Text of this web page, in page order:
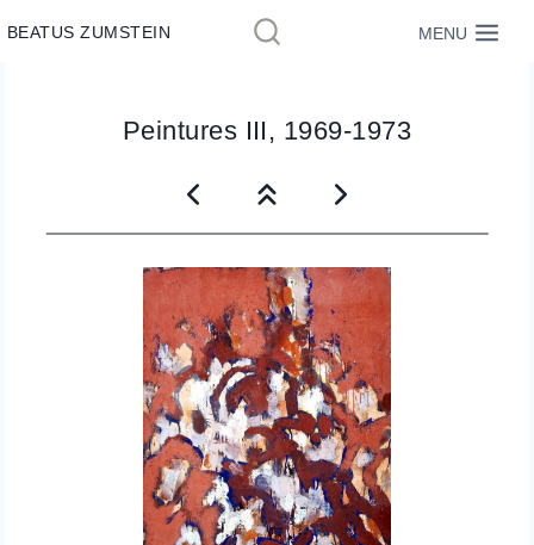
auBEATUS ZUMSTEIN MENU
Peintures III, 1969-1973